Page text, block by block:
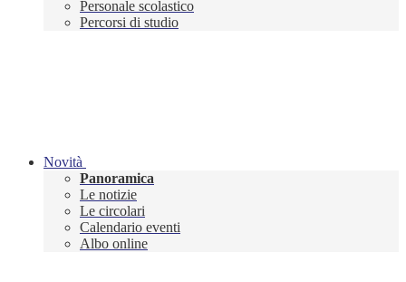
Personale scolastico
Percorsi di studio
Novità
Panoramica
Le notizie
Le circolari
Calendario eventi
Albo online